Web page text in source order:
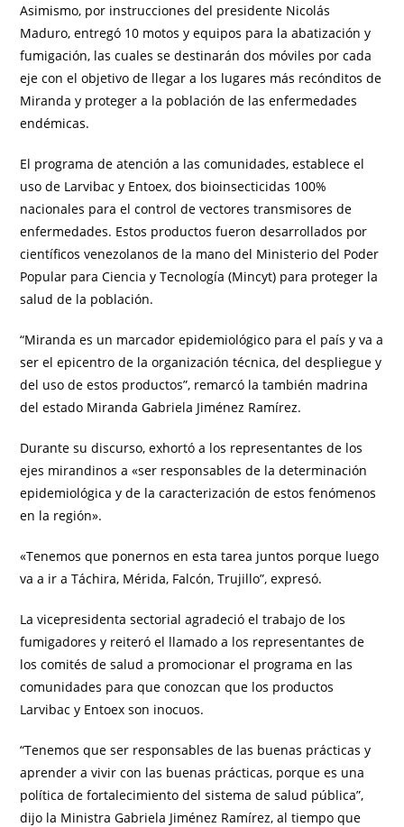
Asimismo, por instrucciones del presidente Nicolás
Maduro, entregó 10 motos y equipos para la abatización y
fumigación, las cuales se destinarán dos móviles por cada
eje con el objetivo de llegar a los lugares más recónditos de
Miranda y proteger a la población de las enfermedades
endémicas.
El programa de atención a las comunidades, establece el
uso de Larvibac y Entoex, dos bioinsecticidas 100%
nacionales para el control de vectores transmisores de
enfermedades. Estos productos fueron desarrollados por
científicos venezolanos de la mano del Ministerio del Poder
Popular para Ciencia y Tecnología (Mincyt) para proteger la
salud de la población.
“Miranda es un marcador epidemiológico para el país y va a
ser el epicentro de la organización técnica, del despliegue y
del uso de estos productos”, remarcó la también madrina
del estado Miranda Gabriela Jiménez Ramírez.
Durante su discurso, exhortó a los representantes de los
ejes mirandinos a «ser responsables de la determinación
epidemiológica y de la caracterización de estos fenómenos
en la región».
«Tenemos que ponernos en esta tarea juntos porque luego
va a ir a Táchira, Mérida, Falcón, Trujillo”, expresó.
La vicepresidenta sectorial agradeció el trabajo de los
fumigadores y reiteró el llamado a los representantes de
los comités de salud a promocionar el programa en las
comunidades para que conozcan que los productos
Larvibac y Entoex son inocuos.
“Tenemos que ser responsables de las buenas prácticas y
aprender a vivir con las buenas prácticas, porque es una
política de fortalecimiento del sistema de salud pública”,
dijo la Ministra Gabriela Jiménez Ramírez, al tiempo que